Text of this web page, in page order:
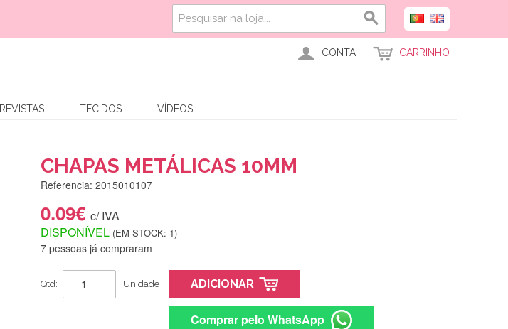
CONTA CARRINHO
REVISTAS TECIDOS VÍDEOS
CHAPAS METÁLICAS 10MM
Referencia: 2015010107
0.09€ c/ IVA
DISPONÍVEL (EM STOCK: 1)
7 pessoas já compraram
Qtd: Unidade ADICIONAR
Comprar pelo WhatsApp